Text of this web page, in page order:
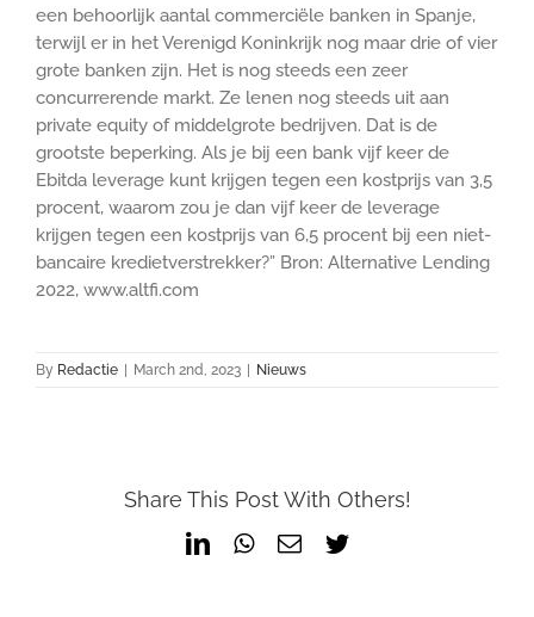
een behoorlijk aantal commerciële banken in Spanje,
terwijl er in het Verenigd Koninkrijk nog maar drie of vier
grote banken zijn. Het is nog steeds een zeer
concurrerende markt. Ze lenen nog steeds uit aan
private equity of middelgrote bedrijven. Dat is de
grootste beperking. Als je bij een bank vijf keer de
Ebitda leverage kunt krijgen tegen een kostprijs van 3,5
procent, waarom zou je dan vijf keer de leverage
krijgen tegen een kostprijs van 6,5 procent bij een niet-
bancaire kredietverstrekker?” Bron: Alternative Lending
2022, www.altfi.com
By Redactie | March 2nd, 2023 | Nieuws
Share This Post With Others!
LinkedInWhatsApp
EmailTwitter